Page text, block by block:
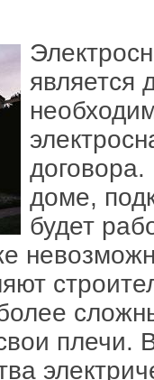
является
договора.
доме,
будет
плечи.